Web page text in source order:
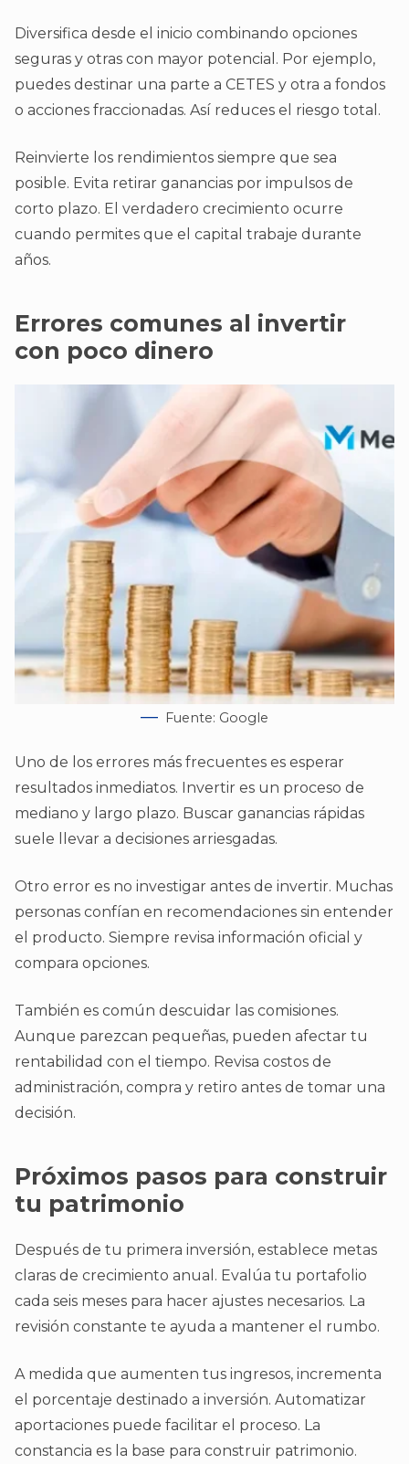
Diversifica desde el inicio combinando opciones
seguras y otras con mayor potencial. Por ejemplo,
puedes destinar una parte a CETES y otra a fondos
o acciones fraccionadas. Así reduces el riesgo total.
Reinvierte los rendimientos siempre que sea
posible. Evita retirar ganancias por impulsos de
corto plazo. El verdadero crecimiento ocurre
cuando permites que el capital trabaje durante
años.
Errores comunes al invertir
con poco dinero
Fuente: Google
Uno de los errores más frecuentes es esperar
resultados inmediatos. Invertir es un proceso de
mediano y largo plazo. Buscar ganancias rápidas
suele llevar a decisiones arriesgadas.
Otro error es no investigar antes de invertir. Muchas
personas confían en recomendaciones sin entender
el producto. Siempre revisa información oficial y
compara opciones.
También es común descuidar las comisiones.
Aunque parezcan pequeñas, pueden afectar tu
rentabilidad con el tiempo. Revisa costos de
administración, compra y retiro antes de tomar una
decisión.
Próximos pasos para construir
tu patrimonio
Después de tu primera inversión, establece metas
claras de crecimiento anual. Evalúa tu portafolio
cada seis meses para hacer ajustes necesarios. La
revisión constante te ayuda a mantener el rumbo.
A medida que aumenten tus ingresos, incrementa
el porcentaje destinado a inversión. Automatizar
aportaciones puede facilitar el proceso. La
constancia es la base para construir patrimonio.